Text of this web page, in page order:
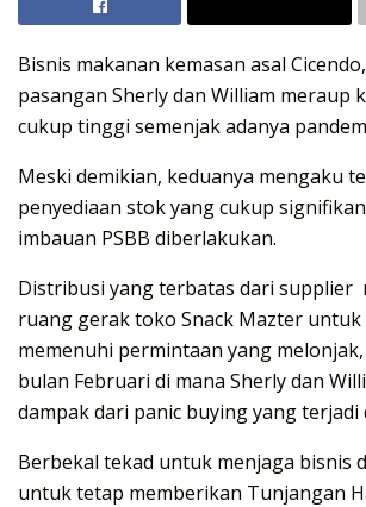
Bisnis makanan kemasan asal
pasangan Sherly dan William meraup
cukup tinggi semenjak adanya
Meski demikian, keduanya mengaku
penyediaan stok yang cukup
imbauan PSBB diberlakukan.
Distribusi yang terbatas dari ​supplier
ruang gerak toko Snack Mazter untuk
memenuhi permintaan yang
bulan Februari di mana Sherly dan
dampak dari ​panic buying ​yang terjadi
Berbekal tekad untuk menjaga bisnis
untuk tetap memberikan Tunjangan